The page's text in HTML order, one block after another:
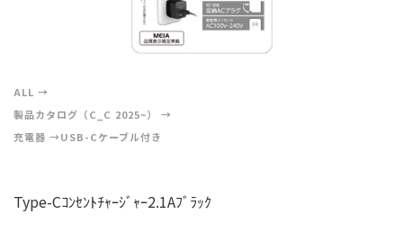
ALL
製品カタログ（C_C 2025~）
充電器
USB-Cケーブル付き
Type-Cｺﾝｾﾝﾄﾁｬｰｼﾞｬｰ2.1Aﾌﾞﾗｯｸ